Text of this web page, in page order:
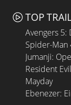
TOP
Avengers 5:
Spider-Man
Jumanji:
Resident Evil
Mayday
Ebenezer: